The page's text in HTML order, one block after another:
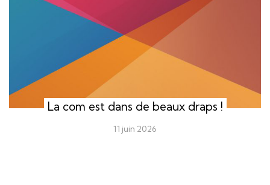
La com est dans de beaux draps !
11 juin 2026